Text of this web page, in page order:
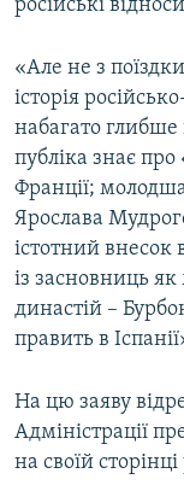
російські
«Але не з
історія
набагато
публіка знає
Франції;
Ярослава
істотний внесок
із засновниць
династій –
править в
На цю заяву
Адміністрації
на своїй